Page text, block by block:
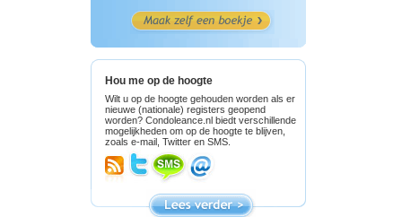
Hou me op de hoogte
Wilt u op de hoogte gehouden worden als er
nieuwe (nationale) registers geopend
worden? Condoleance.nl biedt verschillende
mogelijkheden om op de hoogte te blijven,
zoals e-mail, Twitter en SMS.